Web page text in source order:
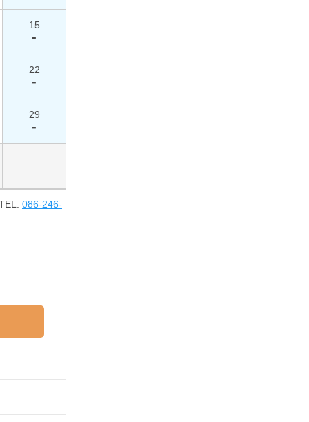
15
-
22
-
29
-
086-246-